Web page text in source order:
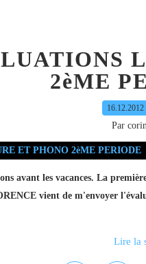
2èME
16.12.2012
Par
avant les vacances. La
vient de m'envoyer
Lire la